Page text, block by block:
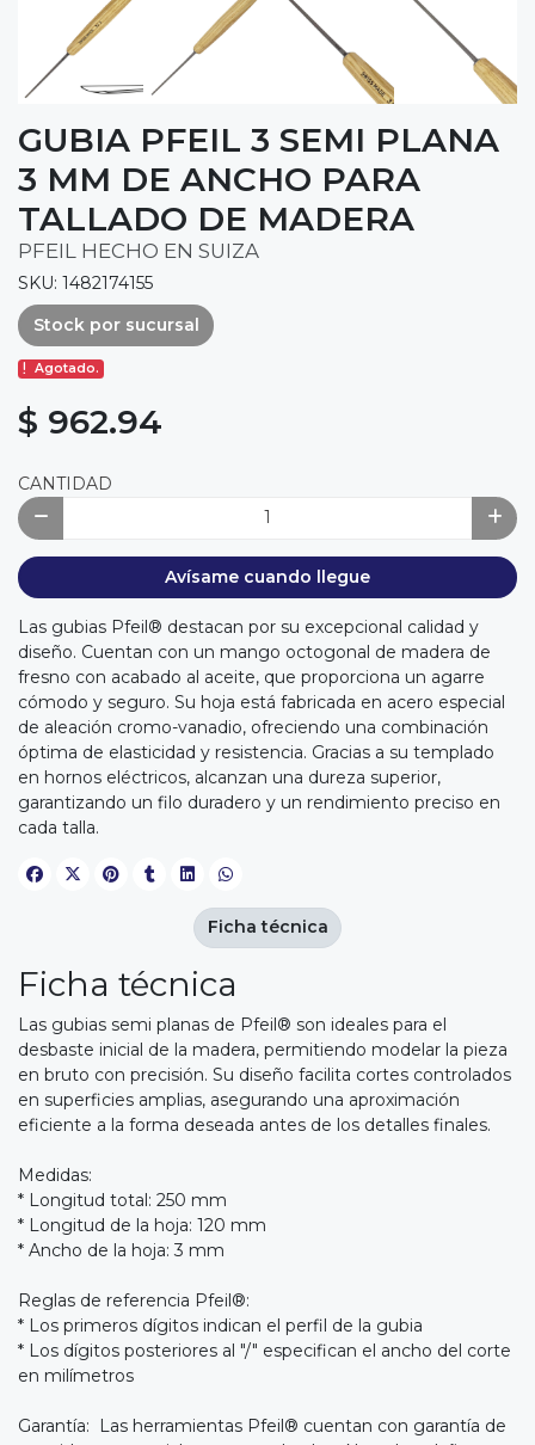
GUBIA PFEIL 3 SEMI PLANA
3 MM DE ANCHO PARA
TALLADO DE MADERA
PFEIL HECHO EN SUIZA
SKU: 1482174155
Stock por sucursal
Agotado.
$ 962.94
CANTIDAD
Avísame cuando llegue
Las gubias Pfeil® destacan por su excepcional calidad y
diseño. Cuentan con un mango octogonal de madera de
fresno con acabado al aceite, que proporciona un agarre
cómodo y seguro. Su hoja está fabricada en acero especial
de aleación cromo-vanadio, ofreciendo una combinación
óptima de elasticidad y resistencia. Gracias a su templado
en hornos eléctricos, alcanzan una dureza superior,
garantizando un filo duradero y un rendimiento preciso en
cada talla.
Ficha técnica
Las gubias semi planas de Pfeil® son ideales para el
desbaste inicial de la madera, permitiendo modelar la pieza
en bruto con precisión. Su diseño facilita cortes controlados
en superficies amplias, asegurando una aproximación
eficiente a la forma deseada antes de los detalles finales.
Medidas:
* Longitud total: 250 mm
* Longitud de la hoja: 120 mm
* Ancho de la hoja: 3 mm
Reglas de referencia Pfeil®:
* Los primeros dígitos indican el perfil de la gubia
* Los dígitos posteriores al "/" especifican el ancho del corte
en milímetros
Garantía: Las herramientas Pfeil® cuentan con garantía de
Ficha técnica